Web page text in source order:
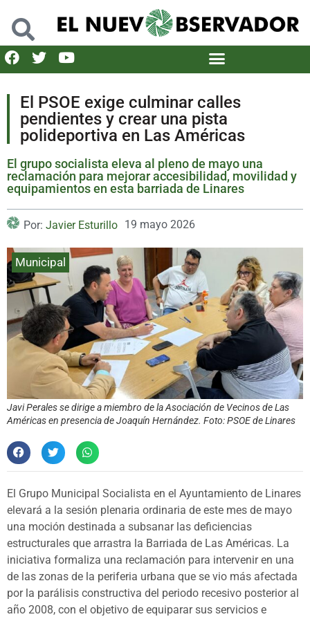
El PSOE exige culminar calles
pendientes y crear una pista
polideportiva en Las Américas
El grupo socialista eleva al pleno de mayo una
reclamación para mejorar accesibilidad, movilidad y
equipamientos en esta barriada de Linares
Por: Javier Esturillo 19 mayo 2026
Municipal
Javi Perales se dirige a miembro de la Asociación de Vecinos de Las
Américas en presencia de Joaquín Hernández. Foto: PSOE de Linares
El Grupo Municipal Socialista en el Ayuntamiento de Linares
elevará a la sesión plenaria ordinaria de este mes de mayo
una moción destinada a subsanar las deficiencias
estructurales que arrastra la Barriada de Las Américas. La
iniciativa formaliza una reclamación para intervenir en una
de las zonas de la periferia urbana que se vio más afectada
por la parálisis constructiva del periodo recesivo posterior al
año 2008, con el objetivo de equiparar sus servicios e